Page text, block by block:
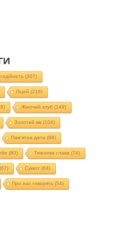
(307)
Ліцей (216)
Жіночий клуб (149)
Золотий вік(104)
Пам'ятна дата (88)
(80) Тижнева глава (74)
(67) Суккот (64)
Про нас говорять(54)